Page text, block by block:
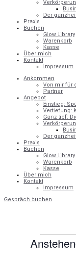
Der
Praxis
Buchen
Glow Library
Warenkorb
Kasse
Über mich
Kontakt
Impressum
Ankommen
Von mir für
Partner
Angebot
Einstieg:
Vertiefung:
Ganz tief:
Der
Praxis
Buchen
Glow Library
Warenkorb
Kasse
Über mich
Kontakt
Impressum
Gespräch buchen